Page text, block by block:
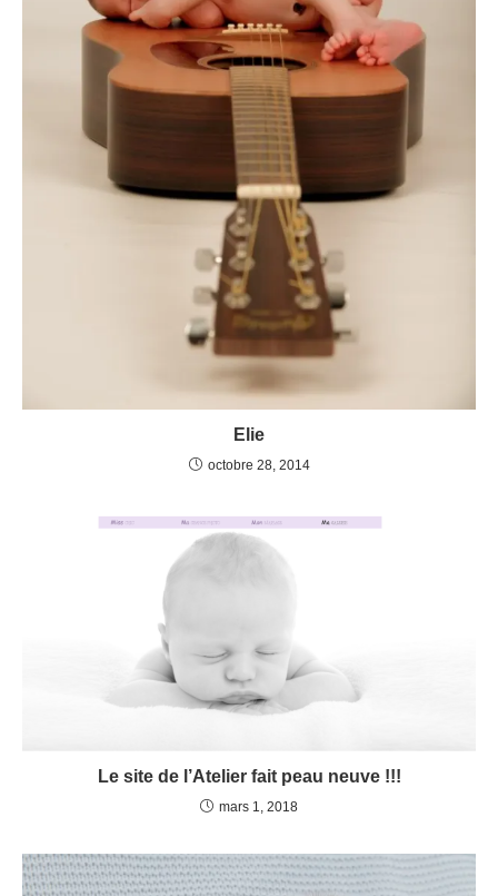
Elie
octobre 28, 2014
Le site de l’Atelier fait peau neuve !!!
mars 1, 2018